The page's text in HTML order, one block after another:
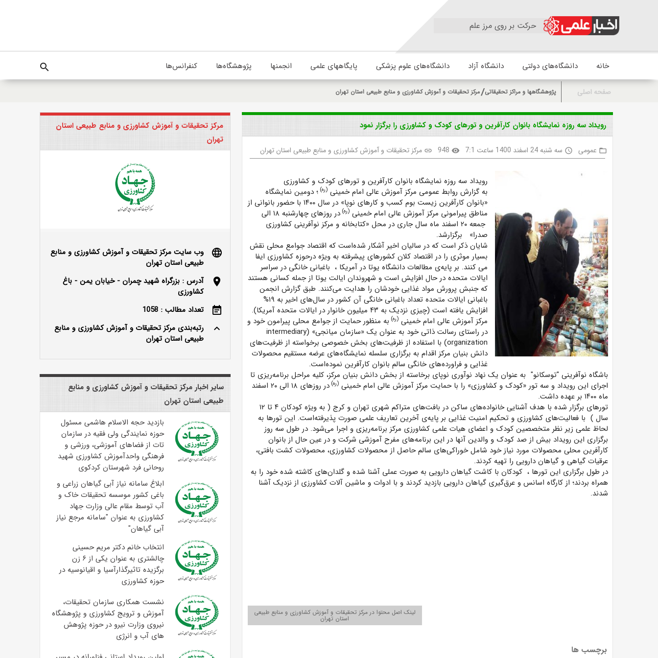
حرکت بر روی مرز علم
خانه دانشگاه‌های دولتی دانشگاه آزاد دانشگاه‌های علوم پزشکی پایگاههای علمی انجمنها پژوهشگاه‌ها کنفرانس‌ها search
صفحه اصلی پژوهشگاهها و مراکز تحقیقاتی مرکز تحقیقات و آموزش کشاورزی و منابع طبیعی استان تهران
رویداد سه روزه نمایشگاه بانوان کارآفرین و تورهای کودک و کشاورزی را برگزار نمود
folder_open عمومی access_time سه شنبه 24 اسفند 1400 ساعت 7:1 visibility
948
link مرکز تحقیقات و آموزش کشاورزی و منابع طبیعی استان تهران
رویداد سه روزه نمایشگاه بانوان کارآفرین و تورهای کودک و کشاورزی
به گزارش روابط عمومی مرکز آموزش عالی امام خمینی (ره) ؛ دومین نمایشگاه
«بانوان کارآفرین زیست بوم کسب و کارهای نوپا» در سال ۱۴۰۰ با حضور بانوانی از
مناطق پیرامونی مرکز آموزش عالی امام خمینی (ره)
در روزهای چهارشنبه ۱۸ الی
جمعه ۲۰ اسفند ماه سال جاری در محل «کتابخانه و مرکز نوآفرینی کشاورزی
صدرا» برگزارشد.
شایان ذکر است که در سالیان اخیر آشکار شده‌است که اقتصاد جوامع محلی نقش
بسیار موثری را در اقتصاد کلان کشورهای پیشرفته به ویژه درحوزه کشاورزی ایفا
می کنند. بر پایه‌ی مطالعات دانشگاه یوتا در آمریکا ، باغبانی خانگی در سراسر
ایالات متحده در حال افزایش است و شهروندان ایالت یوتا از جمله کسانی هستند
که جنبش پرورش مواد غذایی خودشان را هدایت می‌کنند. طبق گزارش انجمن
باغبانی ایالات متحده تعداد باغبانی خانگی آن کشور در سال‌های اخیر به ۱۹%
افزایش یافته است (چیزی نزدیک به ۴۳ میلیون خانوار در ایالات متحده آمریکا).
مرکز آموزش عالی امام خمینی (ره) به منظور حمایت از جوامع محلی پیرامون خود و
در راستای رسالت ذاتی خود به عنوان یک «سازمان میانجی» (intermediary
organization) با استفاده از ظرفیت‌های بخش خصوصی برخواسته از ظرفیت‌های
دانش بنیان مرکز اقدام به برگزاری سلسله نمایشگاه‌های عرضه مستقیم محصولات
غذایی و فراورده‌های خانگی سالم بانوان کارآفرین نمود‌ه‌است.
باشگاه نوآفرینی "توسکانو" به عنوان یک نهاد نوآوری نوپای برخاسته از بخش دانش بنیان مرکز، کلیه مراحل برنامه‌ریزی تا
اجرای این رویداد و سه تور «کودک و کشاورزی» را با حمایت مرکز آموزش عالی امام خمینی (ره)
در روزهای ۱۸ الی ۲۰ اسفند
ماه ۱۴۰۰ بر عهده داشت.
تورهای برگزار شده با هدف آشنایی خانواده‌های ساکن در بافت‌های متراکم شهری تهران و کرج ( به ویژه کودکان ۴ تا ۱۲
سال ) با فعالیت‌های کشاورزی و تحکیم امنیت غذایی بر پایه‌ی آخرین تعاریف علمی صورت پذیرفته‌است. این تورها به
لحاظ علمی زیر نظر متخصصین کودک و اعضای هیات علمی کشاورزی مرکز برنامه‌ریزی و اجرا می‌شود. در طول سه روز
برگزاری این رویداد بیش از صد کودک و والدین آنها در این برنامه‌های مفرح آموزشی شرکت و در عین حال از بانوان
کارآفرین محلی محصولات مورد نیاز خود شامل خوراکی‌های سالم حاصل از محصولات کشاورزی، محصولات کشت بافتی،
عرقیات گیاهی و گیاهان دارویی را تهیه کردند.
در طول برگزاری این تورها ، کودکان با کاشت گیاهان دارویی به صورت عملی آشنا شده و گلدان‌های کاشته شده خود را به
همراه بردند؛ از کارگاه اسانس و عرق‌گیری گیاهان دارویی بازدید کردند و با ادوات و ماشین آلات کشاورزی از نزدیک آشنا
شدند.
لینک اصل محتوا در مرکز تحقیقات و آموزش کشاورزی و منابع طبیعی
استان تهران
برچسب ها
مرکز تحقیقات و آموزش کشاورزی و منابع طبیعی استان
تهران
language
وب سایت مرکز تحقیقات و آموزش کشاورزی و منابع
طبیعی استان تهران
location_on
آدرس : بزرگراه شهید چمران - خیابان یمن - باغ
کشاورزی
event_note
تعداد مطالب : 1058
keyboard_arrow_up
رتبه‌بندی مرکز تحقیقات و آموزش کشاورزی و منابع
طبیعی استان تهران
سایر اخبار مرکز تحقیقات و آموزش کشاورزی و منابع
طبیعی استان تهران
بازدید حجه الاسلام هاشمی مسئول
حوزه نمایندگی ولی فقیه در سازمان
تات از فضاهای آموزشی، ورزشی و
فرهنگی واحدآموزش کشاورزی شهید
روحانی فرد شهرستان کردکوی
ابلاغ سامانه نیاز آبی گیاهان زراعی و
باغی کشور موسسه تحقیقات خاک و
آب توسط مقام عالی وزارت جهاد
کشاورزی به عنوان "سامانه مرجع نیاز
آبی گیاهان"
انتخاب خانم دکتر مریم حسینی
چالشتری به عنوان یکی از ۶ زن
برگزیده تاثیرگذارآسیا و اقیانوسیه در
حوزه کشاورزی
نشست همکاری سازمان تحقیقات،
آموزش و ترویج کشاورزی و پژوهشگاه
نیروی وزارت نیرو در حوزه پژوهش
های آب و انرژی